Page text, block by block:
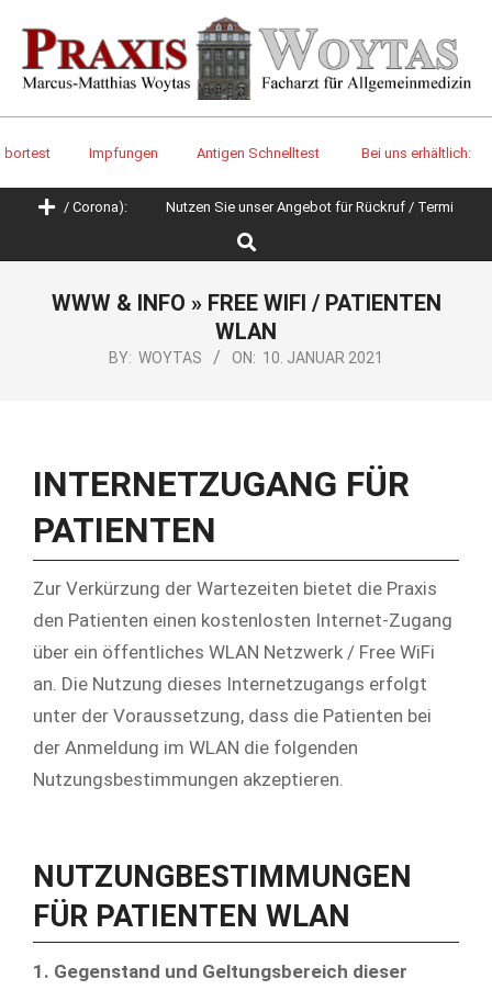
content
Impfungen Antigen Schnelltest Bei uns erhältlich:
Primary
/ Corona):
Nutzen Sie unser Angebot für Rückruf / Termine /
Search
WWW & INFO » FREE WIFI / PATIENTEN
WLAN
BY: WOYTAS ON: 10. JANUAR 2021
INTERNETZUGANG FÜR
PATIENTEN
Zur Verkürzung der Wartezeiten bietet die Praxis
den Patienten einen kostenlosten Internet-Zugang
über ein öffentliches WLAN Netzwerk / Free WiFi
an. Die Nutzung dieses Internetzugangs erfolgt
unter der Voraussetzung, dass die Patienten bei
der Anmeldung im WLAN die folgenden
Nutzungsbestimmungen akzeptieren.
NUTZUNGBESTIMMUNGEN
FÜR PATIENTEN WLAN
1. Gegenstand und Geltungsbereich dieser